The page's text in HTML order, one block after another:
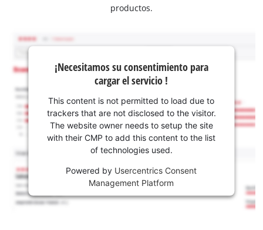
productos.
¡Necesitamos su consentimiento para
cargar el servicio !
This content is not permitted to load due to
trackers that are not disclosed to the visitor.
The website owner needs to setup the site
with their CMP to add this content to the list
of technologies used.
Powered by Usercentrics Consent
Management Platform